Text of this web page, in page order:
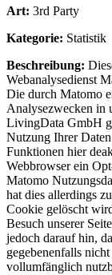
Art: 3rd Party
Kategorie: Statistik
Beschreibung:
Webanalysedienst
Die durch Matomo
Analysezwecken in
LivingData GmbH
Nutzung Ihrer
Funktionen hier
Webbrowser ein
Matomo
hat dies allerdings
Cookie gelöscht
Besuch unserer
jedoch darauf hin,
gegebenenfalls
vollumfänglich